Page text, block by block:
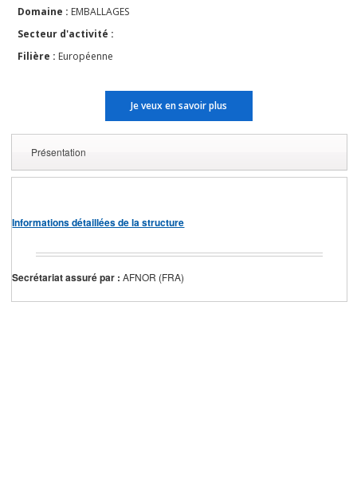
Domaine : EMBALLAGES
Secteur d'activité :
Filière : Européenne
Je veux en savoir plus
Présentation
Informations détaillées de la structure
Secrétariat assuré par :AFNOR (FRA)